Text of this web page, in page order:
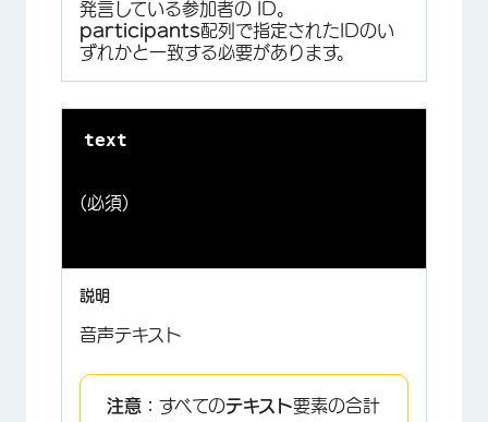
発言している参加者の ID。
participants配列で指定されたIDのい
ずれかと一致する必要があります。
text
(必須)
音声テキスト
注意： すべてのテキスト要素の合計